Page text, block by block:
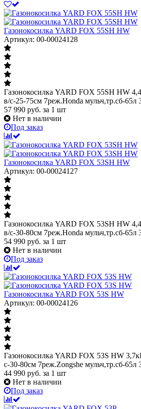
Газонокосилка YARD FOX 55SH HW
Артикул: 00-00024128
Газонокосилка YARD FOX 55SH HW
в/с-25-75см 7реж.Honda мульч,тр.сб-65л
57 990 руб. за 1 шт
Нет в наличии
Под заказ
Газонокосилка YARD FOX 53SH HW
Артикул: 00-00024127
Газонокосилка YARD FOX 53SH HW
в/с-30-80см 7реж.Honda мульч,тр.сб-65л
54 990 руб. за 1 шт
Нет в наличии
Под заказ
Газонокосилка YARD FOX 53S HW
Артикул: 00-00024126
Газонокосилка YARD FOX 53S HW
с-30-80см 7реж.Zongshe мульч,тр.сб-65л
44 990 руб. за 1 шт
Нет в наличии
Под заказ